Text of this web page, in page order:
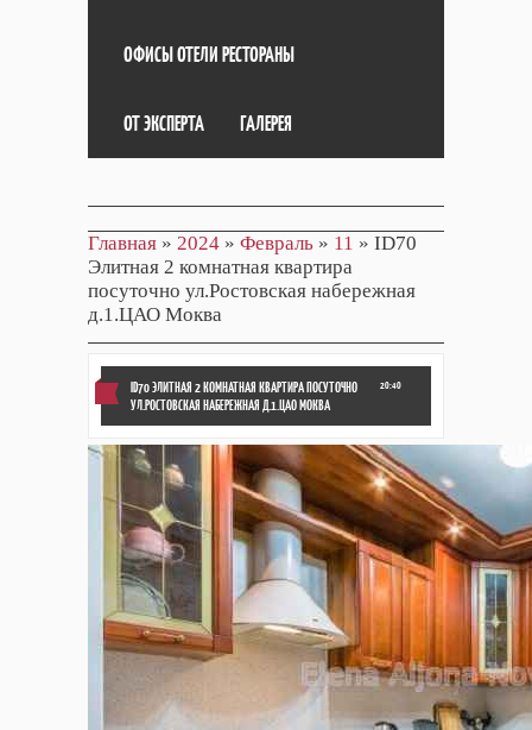
ОФИСЫ ОТЕЛИ РЕСТОРАНЫ
ОТ ЭКСПЕРТА ГАЛЕРЕЯ
Главная » 2024 » Февраль » 11 » ID70
Элитная 2 комнатная квартира
посуточно ул.Ростовская набережная
д.1.ЦАО Моква
20:40
ID70 ЭЛИТНАЯ 2 КОМНАТНАЯ КВАРТИРА ПОСУТОЧНО
УЛ.РОСТОВСКАЯ НАБЕРЕЖНАЯ Д.1.ЦАО МОКВА